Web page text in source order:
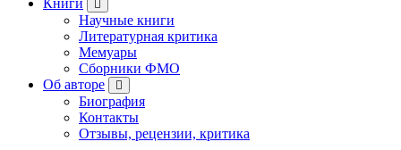
Научные книги
Литературная критика
Мемуары
Сборники ФМО
Об авторе
Биография
Контакты
Отзывы, рецензии, критика